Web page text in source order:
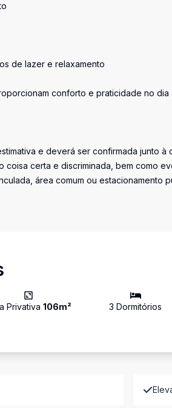
de lazer e relaxamento
conforto e praticidade no dia
e deverá ser confirmada junto
coisa certa e discriminada, bem como
área comum ou estacionamento
Privativa 106m² 3 Dormitórios